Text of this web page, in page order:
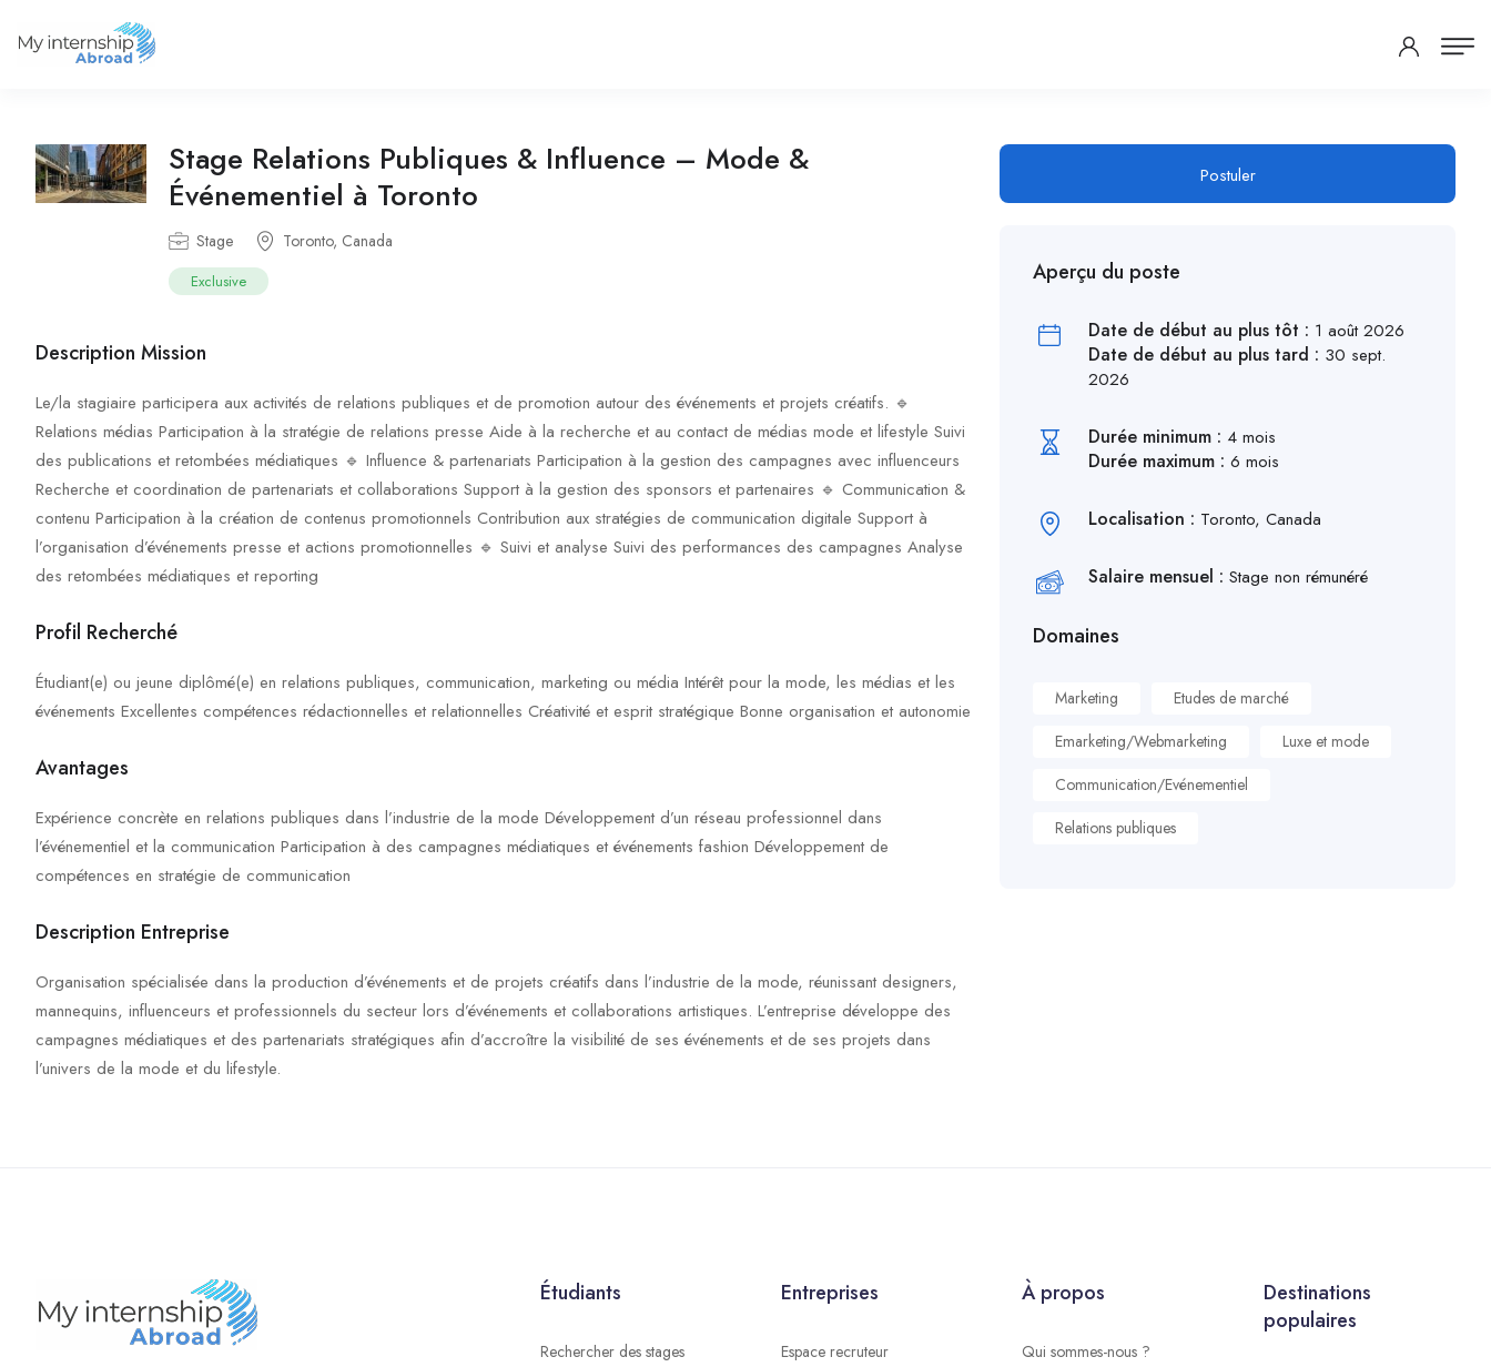
Stage Relations Publiques & Influence – Mode &
Événementiel à Toronto
Stage Toronto, Canada
Exclusive
Description Mission
Le/la stagiaire participera aux activités de relations publiques et de promotion autour des événements et projets créatifs. 🔹
Relations médias Participation à la stratégie de relations presse Aide à la recherche et au contact de médias mode et lifestyle Suivi
des publications et retombées médiatiques 🔹 Influence & partenariats Participation à la gestion des campagnes avec influenceurs
Recherche et coordination de partenariats et collaborations Support à la gestion des sponsors et partenaires 🔹 Communication &
contenu Participation à la création de contenus promotionnels Contribution aux stratégies de communication digitale Support à
l’organisation d’événements presse et actions promotionnelles 🔹 Suivi et analyse Suivi des performances des campagnes Analyse
des retombées médiatiques et reporting
Profil Recherché
Étudiant(e) ou jeune diplômé(e) en relations publiques, communication, marketing ou média Intérêt pour la mode, les médias et les
événements Excellentes compétences rédactionnelles et relationnelles Créativité et esprit stratégique Bonne organisation et autonomie
Avantages
Expérience concrète en relations publiques dans l’industrie de la mode Développement d’un réseau professionnel dans
l’événementiel et la communication Participation à des campagnes médiatiques et événements fashion Développement de
compétences en stratégie de communication
Description Entreprise
Organisation spécialisée dans la production d’événements et de projets créatifs dans l’industrie de la mode, réunissant designers,
mannequins, influenceurs et professionnels du secteur lors d’événements et collaborations artistiques. L’entreprise développe des
campagnes médiatiques et des partenariats stratégiques afin d’accroître la visibilité de ses événements et de ses projets dans
l’univers de la mode et du lifestyle.
Postuler
Aperçu du poste
Date de début au plus tôt : 1 août 2026
Date de début au plus tard : 30 sept.
2026
Durée minimum : 4 mois
Durée maximum :6 mois
Localisation : Toronto, Canada
Salaire mensuel :Stage non rémunéré
Domaines
Marketing
Etudes de marché
Emarketing/Webmarketing
Luxe et mode
Communication/Evénementiel
Relations publiques
Étudiants
Rechercher des stages
Entreprises
Espace recruteur
À propos
Qui sommes-nous ?
Destinations
populaires